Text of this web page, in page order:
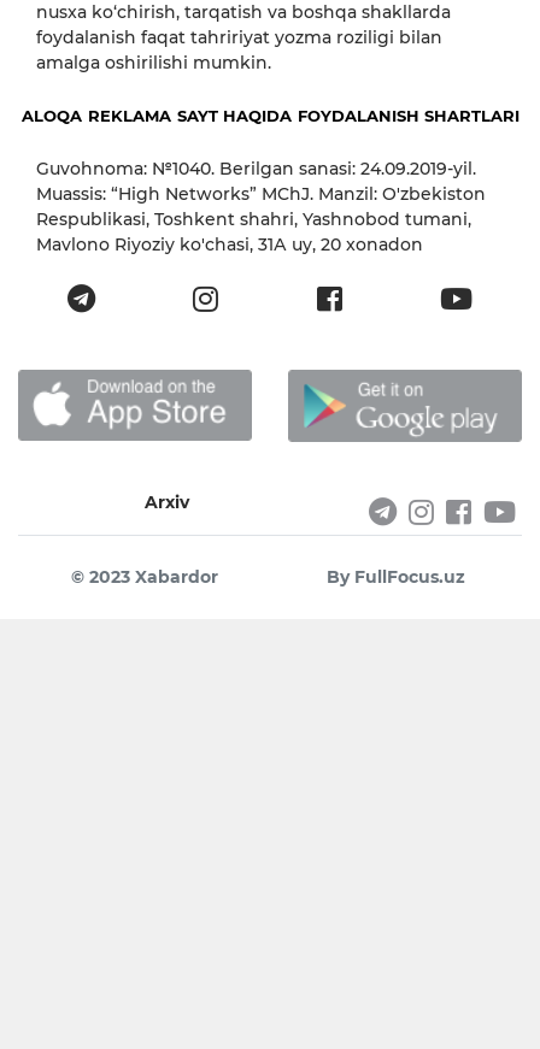
nusxa ko‘chirish, tarqatish va boshqa shakllarda
foydalanish faqat tahririyat yozma roziligi bilan
amalga oshirilishi mumkin.
ALOQA REKLAMA SAYT HAQIDA FOYDALANISH SHARTLARI
Guvohnoma: №1040. Berilgan sanasi: 24.09.2019-yil.
Muassis: “High Networks” MChJ. Manzil: O'zbekiston
Respublikasi, Toshkent shahri, Yashnobod tumani,
Mavlono Riyoziy ko'chasi, 31А uy, 20 xonadon
Arxiv
© 2023 Xabardor By FullFocus.uz